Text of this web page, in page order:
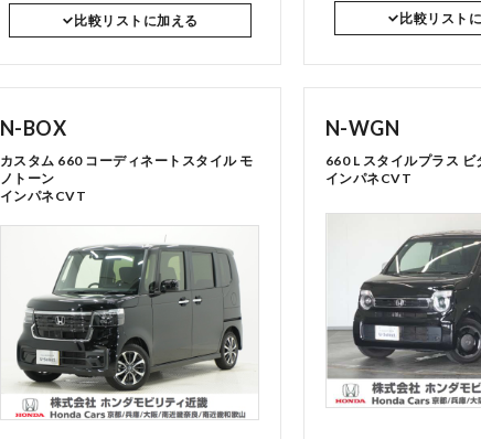
サイトご利用にあたって
中古車在庫検索 トップページ
比較リストに加える 比較リスト
N-BOX
カスタム 660 コーディネートスタイル モ
ノトーン
インパネCVT
N-WGN
660 L スタイルプラス ビ
インパネCVT